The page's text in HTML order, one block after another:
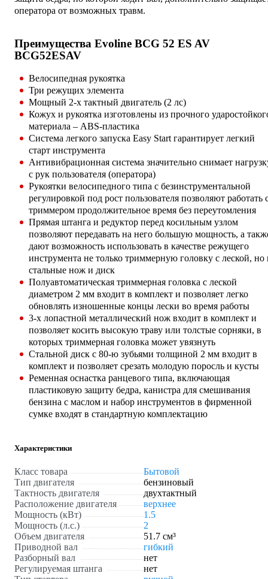
оператора от возможных травм.
Преимущества Evoline BCG 52 ES AV
BCG52ESAV
Велосипедная рукоятка
Три режущих элемента
Мощный 2-х тактный двигатель (2 лс)
Кожух и рукоятка изготовлены из прочного
материала – ABS-пластика
Система легкого запуска Easy Start гарантирует легкий
старт инструмента
Антивибрационная система значительно снимает
с рук пользователя (оператора)
Рукоятки велосипедного типа с безинструментальной
регулировкой под рост пользователя позволяют работать
триммером продолжительное время без переутомления
Прямая штанга и редуктор перед косильным узлом
позволяют передавать на него большую мощность, а
дают возможность использовать в качестве режущего
инструмента не только триммерную головку с леской, но
стальные нож и диск
Полуавтоматическая триммерная головка с леской
диаметром 2 мм входит в комплект и позволяет легко
обновлять изношенные концы лески во время работы
3-х лопастной металлический нож входит в комплект и
позволяет косить высокую траву или толстые сорняки, в
которых триммерная головка может увязнуть
Стальной диск с 80-ю зубьями толщиной 2 мм входит в
комплект и позволяет срезать молодую поросль и кусты
Ременная оснастка ранцевого типа, включающая
пластиковую защиту бедра, канистра для смешивания
бензина с маслом и набор инструментов в фирменной
сумке входят в стандартную комплектацию
Характеристики
Класс товара
Бытовой
Тип двигателя
бензиновый
Тактность двигателя
двухтактный
Расположение двигателя
верхнее
Мощность (кВт)
1.5
Мощность (л.с.)
2
Объем двигателя
51.7 см³
Приводной вал
гибкий
Разборный вал
нет
Регулируемая штанга
нет